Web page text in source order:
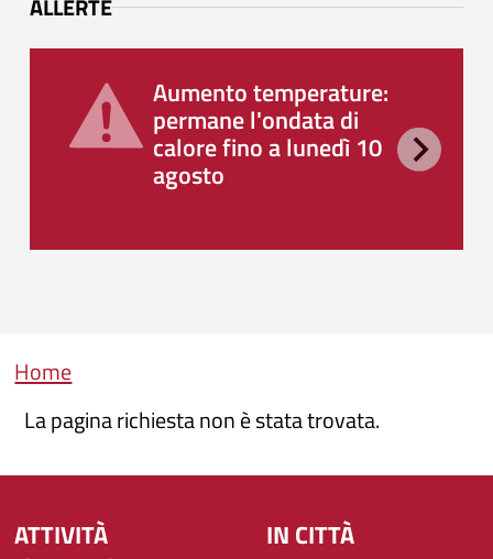
Aumento temperature:
permane l'ondata di
calore fino a lunedì 10
agosto
Briciole di pane
Home
La pagina richiesta non è stata trovata.
ATTIVITÀ
IN CITTÀ